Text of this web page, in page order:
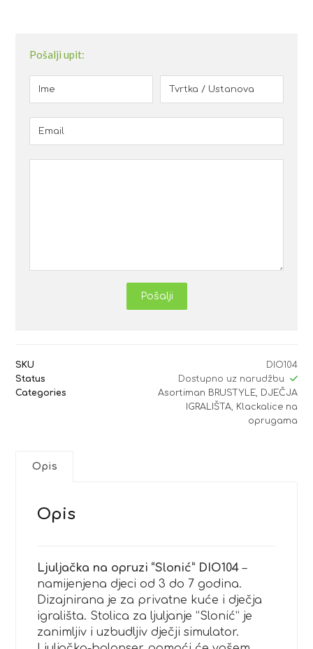
Pošalji upit:
Pošalji
SKU
DIO104
Status
Dostupno uz narudžbu
Categories
Asortiman BRUSTYLE, DJEČJA
IGRALIŠTA, Klackalice na
oprugama
Opis
Opis
Ljuljačka na opruzi “Slonić” DIO104 –
namijenjena djeci od 3 do 7 godina.
Dizajnirana je za privatne kuće i dječja
igrališta. Stolica za ljuljanje “Slonić” je
zanimljiv i uzbudljiv dječji simulator.